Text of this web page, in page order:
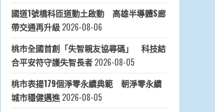
國道1號橋科匝道動土啟動 高雄半導體S廊
帶交通再升級 2026-08-06
桃市全國首創「失智親友協尋碼」 科技結
合平安符守護失智長者 2026-08-05
桃市表揚179個淨零永續典範 朝淨零永續
城市穩健邁進 2026-08-05